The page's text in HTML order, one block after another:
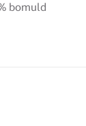
bomuld